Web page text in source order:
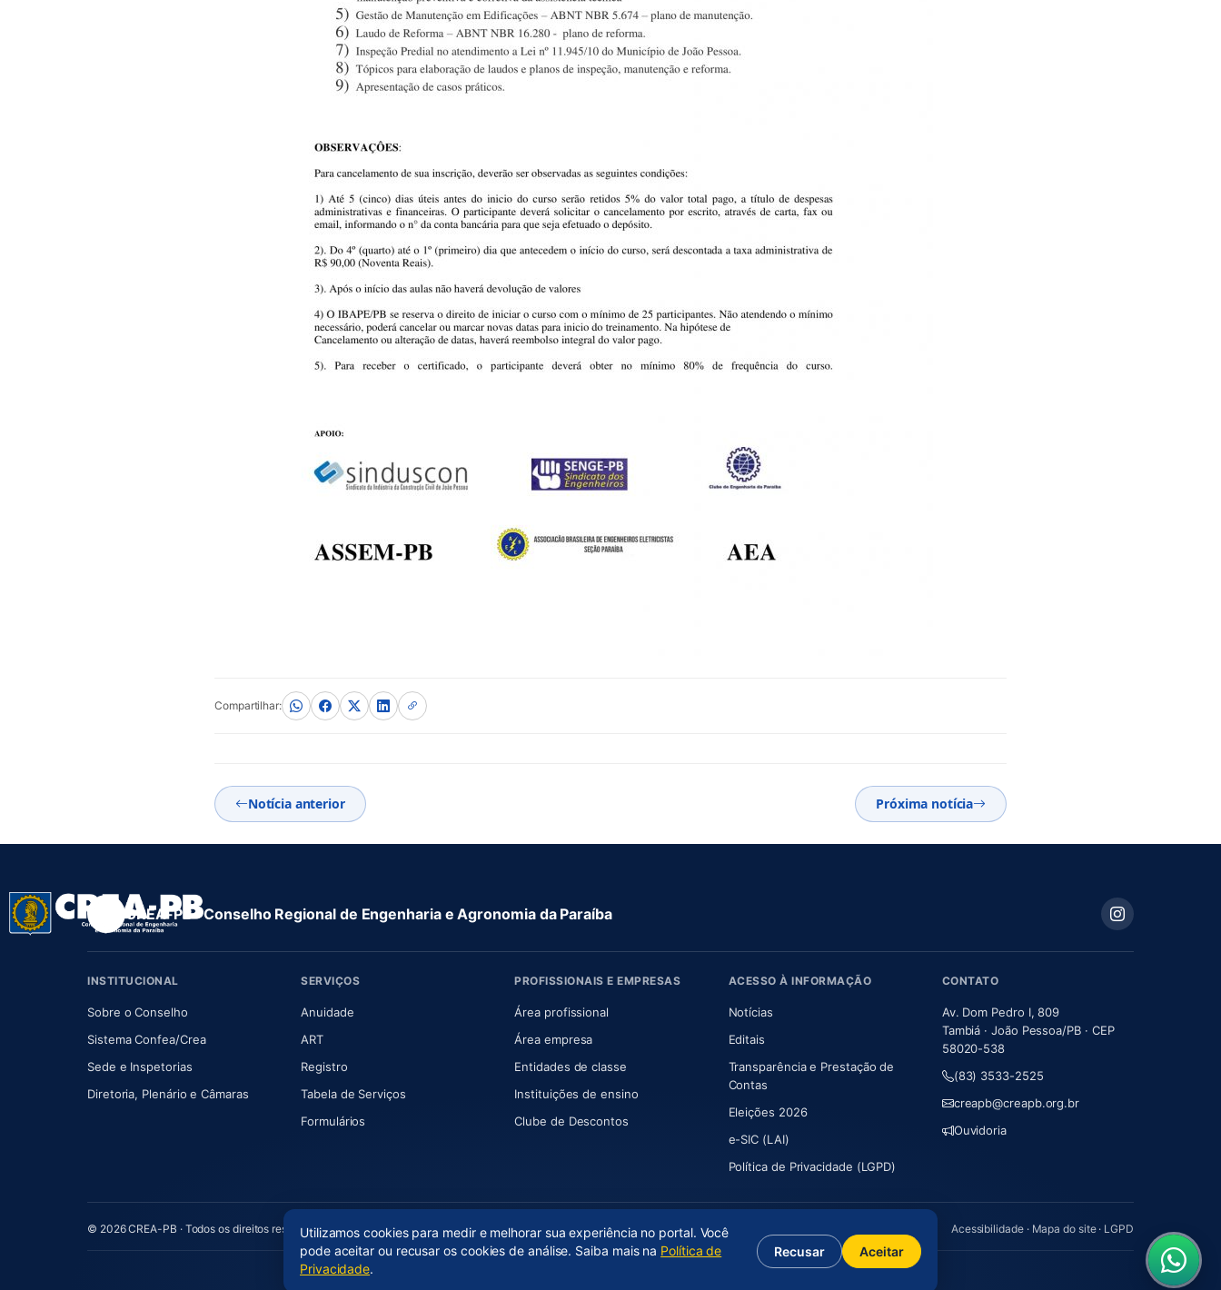
Compartilhar:
Notícia anterior Próxima notícia
CREA-PB · Conselho Regional de Engenharia e Agronomia da Paraíba
INSTITUCIONAL
Sobre o Conselho(abre em nova aba)
Sistema Confea/Crea(abre em nova aba)
Sede e Inspetorias
Diretoria, Plenário e Câmaras(abre em nova aba)
SERVIÇOS
Anuidade(abre em nova aba)
ART(abre em nova aba)
Registro
Tabela de Serviços
Formulários
PROFISSIONAIS E EMPRESAS
Área profissional
Área empresa
Entidades de classe
Instituições de ensino
Clube de Descontos
ACESSO À INFORMAÇÃO
Notícias
Editais
Transparência e Prestação de
Contas
Eleições 2026
e-SIC (LAI)
Política de Privacidade (LGPD)
CONTATO
Av. Dom Pedro I, 809
Tambiá · João Pessoa/PB · CEP
58020-538
(83) 3533-2525
creapb@creapb.org.br
Ouvidoria
© 2026 CREA-PB · Todos os direitos reservados Acessibilidade· Mapa do site· LGPD
(abre em nova aba)
Utilizamos cookies para medir e melhorar sua experiência no portal. Você
pode aceitar ou recusar os cookies de análise. Saiba mais na Política de
Privacidade.
Recusar Aceitar